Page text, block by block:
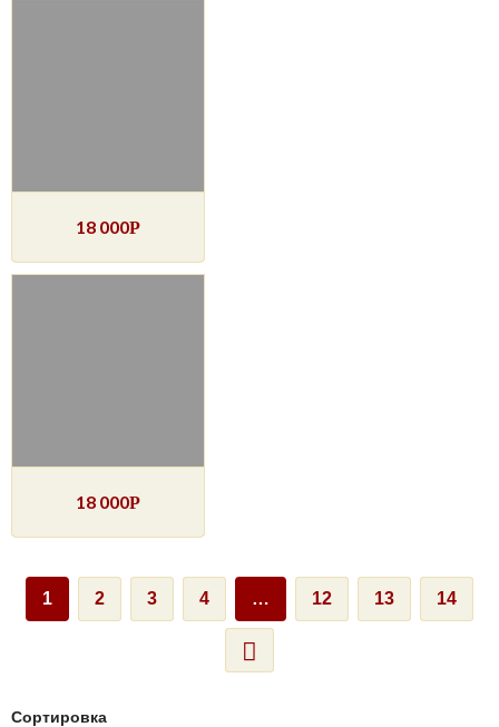
18 000Р
18 000Р
1 2 3 4 … 12 13 14
Сортировка